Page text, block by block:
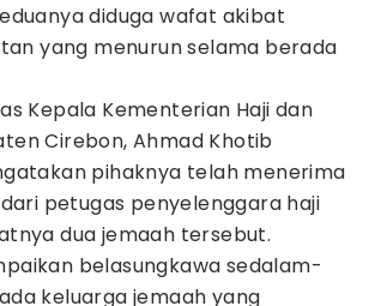
diduga wafat akibat
yang menurun selama berada
Kepala Kementerian Haji dan
Cirebon, Ahmad Khotib
pihaknya telah menerima
petugas penyelenggara haji
dua jemaah tersebut.
belasungkawa sedalam-
keluarga jemaah yang